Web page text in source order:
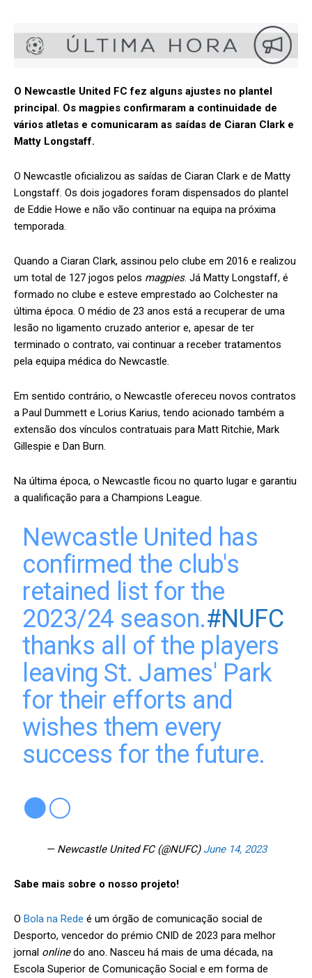
O Newcastle United FC fez alguns ajustes no plantel
principal. Os magpies confirmaram a continuidade de
vários atletas e comunicaram as saídas de Ciaran Clark e
Matty Longstaff.
O Newcastle oficializou as saídas de Ciaran Clark e de Matty
Longstaff. Os dois jogadores foram dispensados do plantel
de Eddie Howe e não vão continuar na equipa na próxima
temporada.
Quando a Ciaran Clark, assinou pelo clube em 2016 e realizou
um total de 127 jogos pelos magpies. Já Matty Longstaff, é
formado no clube e esteve emprestado ao Colchester na
última época. O médio de 23 anos está a recuperar de uma
lesão no ligamento cruzado anterior e, apesar de ter
terminado o contrato, vai continuar a receber tratamentos
pela equipa médica do Newcastle.
Em sentido contrário, o Newcastle ofereceu novos contratos
a Paul Dummett e Lorius Karius, tendo acionado também a
extensão dos vínculos contratuais para Matt Ritchie, Mark
Gillespie e Dan Burn.
Na última época, o Newcastle ficou no quarto lugar e garantiu
a qualificação para a Champions League.
Newcastle United has
confirmed the club's
retained list for the
2023/24 season.#NUFC
thanks all of the players
leaving St. James' Park
for their efforts and
wishes them every
success for the future.
⚫️⚪️
— Newcastle United FC (@NUFC) June 14, 2023
Sabe mais sobre o nosso projeto!
O Bola na Rede é um órgão de comunicação social de
Desporto, vencedor do prémio CNID de 2023 para melhor
jornal onlinedo ano. Nasceu há mais de uma década, na
Escola Superior de Comunicação Social e em forma de